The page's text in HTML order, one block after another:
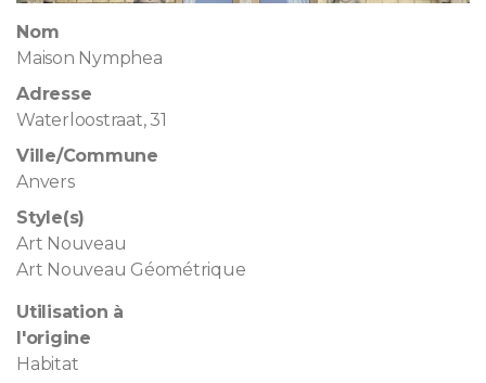
Nom
Maison Nymphea
Adresse
Waterloostraat, 31
Ville/Commune
Anvers
Style(s)
Art Nouveau
Art Nouveau Géométrique
Utilisation à
l'origine
Habitat